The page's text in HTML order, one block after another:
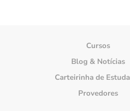
Cursos
Blog & Notícias
Carteirinha de
Provedores